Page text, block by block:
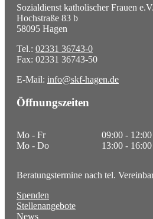
Sozialdienst katholischer Frauen
Hochstraße 83 b
58095 Hagen
Tel.: 02331 36743-0
Fax: 02331 36743-50
E-Mail: info@skf-hagen.de
Öffnungszeiten
Mo - Fr
Mo - Do
09:00 -
13:00 -
Beratungstermine nach tel.
Spenden
Stellenangebote
News